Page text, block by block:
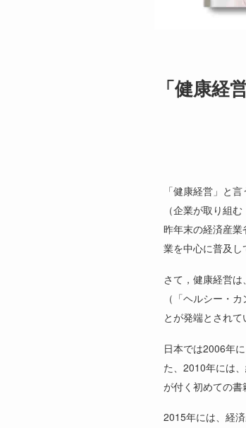
「健康経
「健康経営」と
（企業が取り組
昨年末の経済産
業を中心に普及し
さて，健康経営
（「ヘルシー・
とが発端とされて
日本では2006年
た、 2010年には
が付く初めての書
2015年には、経